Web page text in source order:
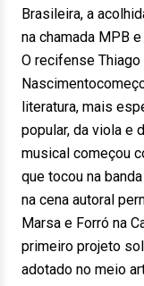
Brasileira, a
na chamada MPB
O recifense Thiago
literatura, mais
popular, da viola e
musical começou
que tocou na
na cena autoral
Marsa e Forró na
primeiro projeto
adotado no meio